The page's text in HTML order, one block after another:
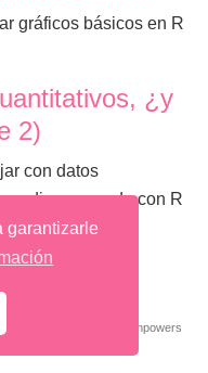
garantizarle
gráficos básicos en R
¿y
2)
con datos
y moda con R
website builder that empowers